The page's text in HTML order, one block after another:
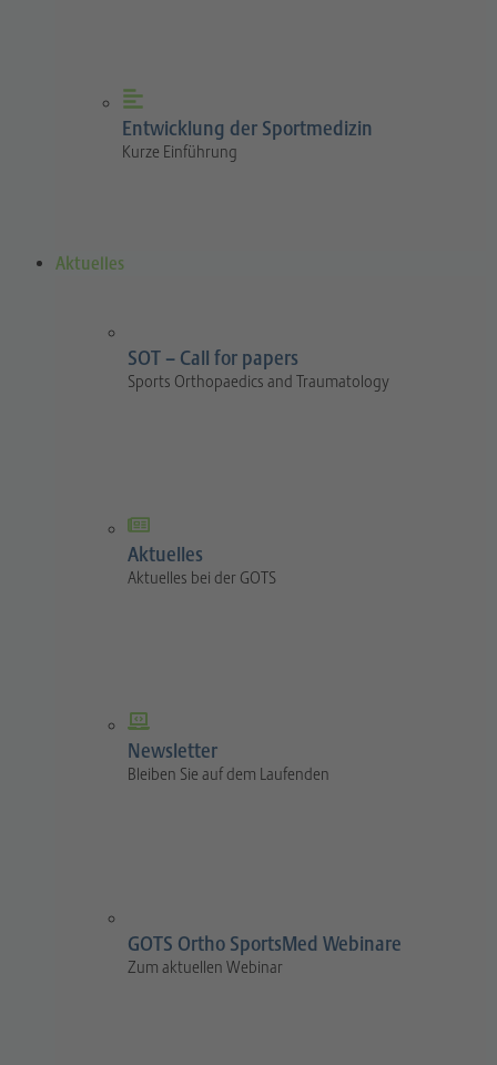
Entwicklung der Sportmedizin
Kurze Einführung
Aktuelles
SOT – Call for papers
Sports Orthopaedics and Traumatology
Aktuelles
Aktuelles bei der GOTS
Newsletter
Bleiben Sie auf dem Laufenden
GOTS Ortho SportsMed Webinare
Zum aktuellen Webinar